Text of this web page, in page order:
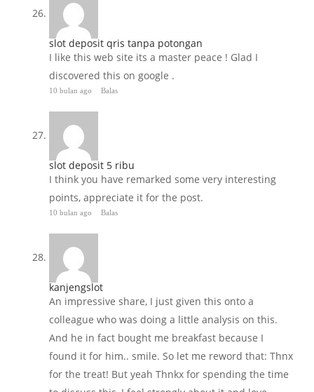
slot deposit qris tanpa potongan
I like this web site its a master peace ! Glad I
discovered this on google .
10 bulan ago Balas
slot deposit 5 ribu
I think you have remarked some very interesting
points, appreciate it for the post.
10 bulan ago Balas
kanjengslot
An impressive share, I just given this onto a
colleague who was doing a little analysis on this.
And he in fact bought me breakfast because I
found it for him.. smile. So let me reword that: Thnx
for the treat! But yeah Thnkx for spending the time